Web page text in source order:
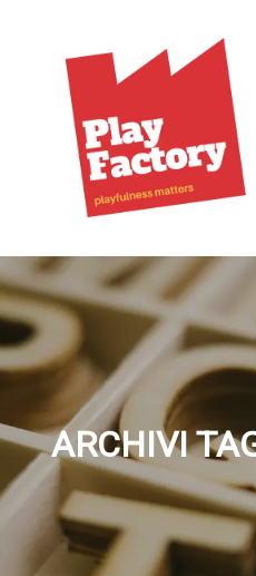
ARCHIVI